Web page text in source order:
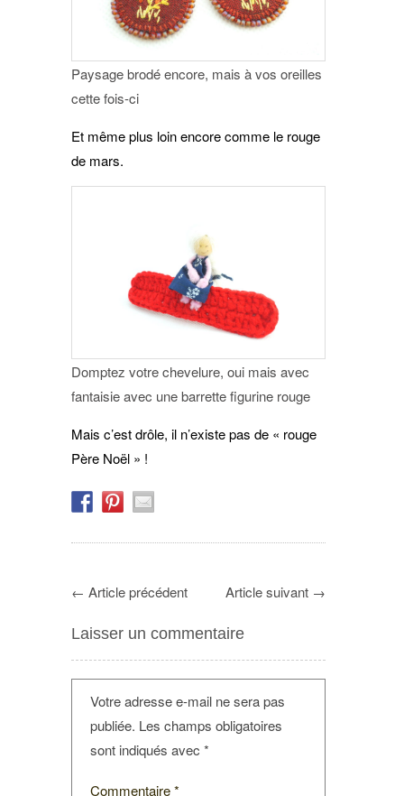
Paysage brodé encore, mais à vos oreilles
cette fois-ci
Et même plus loin encore comme le rouge
de mars.
Domptez votre chevelure, oui mais avec
fantaisie avec une barrette figurine rouge
Mais c’est drôle, il n’existe pas de « rouge
Père Noël » !
← Article précédent Article suivant →
Laisser un commentaire
Votre adresse e-mail ne sera pas
publiée. Les champs obligatoires
sont indiqués avec *
Commentaire*